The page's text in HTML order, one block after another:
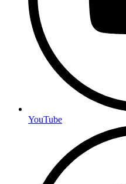
YouTube